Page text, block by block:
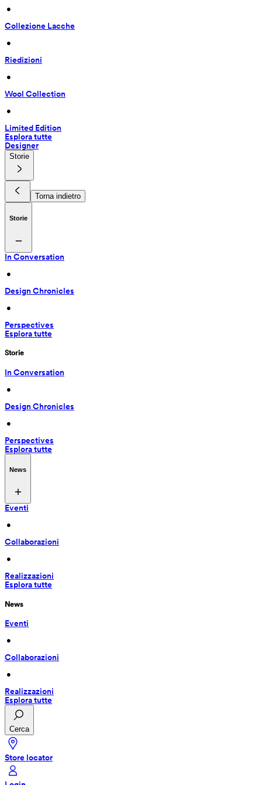
•
Collezione Lacche
•
Riedizioni
•
Wool Collection
•
Limited Edition
Esplora tutte
Designer
Storie
Torna indietro
Storie
In Conversation
•
Design Chronicles
•
Perspectives
Esplora tutte
Storie
In Conversation
•
Design Chronicles
•
Perspectives
Esplora tutte
News
Eventi
•
Collaborazioni
•
Realizzazioni
Esplora tutte
News
Eventi
•
Collaborazioni
•
Realizzazioni
Esplora tutte
Cerca
Store locator